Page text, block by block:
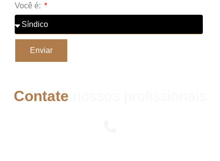
Contate
Você é:
Enviar